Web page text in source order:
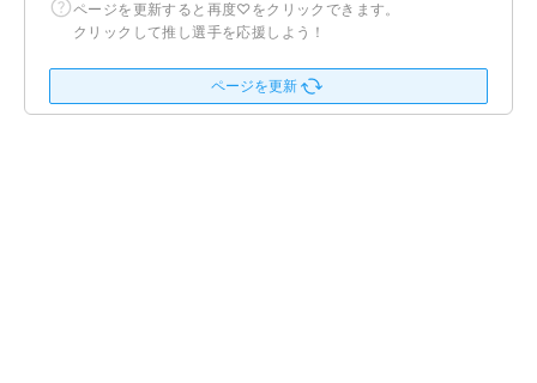
ページを更新すると再度♡をクリックできます。
クリックして推し選手を応援しよう！
ページを更新